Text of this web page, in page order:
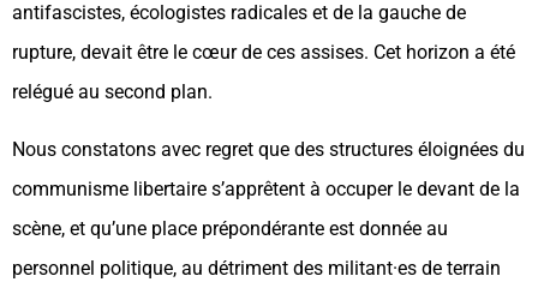
antifascistes, écologistes radicales et de la gauche de
rupture, devait être le cœur de ces assises. Cet horizon a été
relégué au second plan.
Nous constatons avec regret que des structures éloignées du
communisme libertaire s’apprêtent à occuper le devant de la
scène, et qu’une place prépondérante est donnée au
personnel politique, au détriment des militant·es de terrain